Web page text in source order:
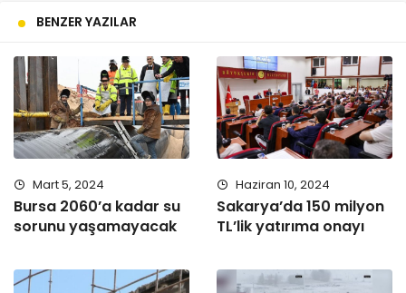
BENZER YAZILAR
Mart 5, 2024
Bursa 2060’a kadar su
sorunu yaşamayacak
Haziran 10, 2024
Sakarya’da 150 milyon
TL’lik yatırıma onayı